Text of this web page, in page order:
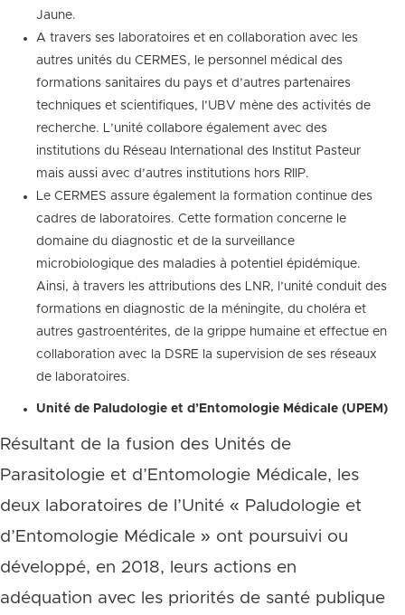
Jaune.
A travers ses laboratoires et en collaboration avec les
autres unités du CERMES, le personnel médical des
formations sanitaires du pays et d’autres partenaires
techniques et scientifiques, l’UBV mène des activités de
recherche. L’unité collabore également avec des
institutions du Réseau International des Institut Pasteur
mais aussi avec d’autres institutions hors RIIP.
Le CERMES assure également la formation continue des
cadres de laboratoires. Cette formation concerne le
domaine du diagnostic et de la surveillance
microbiologique des maladies à potentiel épidémique.
Ainsi, à travers les attributions des LNR, l’unité conduit des
formations en diagnostic de la méningite, du choléra et
autres gastroentérites, de la grippe humaine et effectue en
collaboration avec la DSRE la supervision de ses réseaux
de laboratoires.
Unité de Paludologie et d’Entomologie Médicale (UPEM)
Résultant de la fusion des Unités de
Parasitologie et d’Entomologie Médicale, les
deux laboratoires de l’Unité « Paludologie et
d’Entomologie Médicale » ont poursuivi ou
développé, en 2018, leurs actions en
adéquation avec les priorités de santé publique